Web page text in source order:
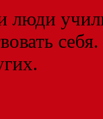
люди